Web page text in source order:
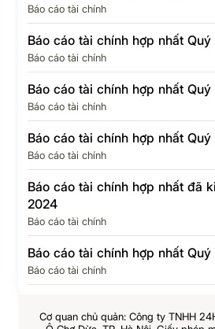
Báo cáo tài chính
Báo cáo tài chính hợp nhất
Báo cáo tài chính
Báo cáo tài chính hợp nhất
Báo cáo tài chính
Báo cáo tài chính hợp nhất Quý
Báo cáo tài chính
Báo cáo tài chính hợp nhất đã
2024
Báo cáo tài chính
Báo cáo tài chính hợp nhất
Báo cáo tài chính
Cơ quan chủ quản: Công ty TNHH